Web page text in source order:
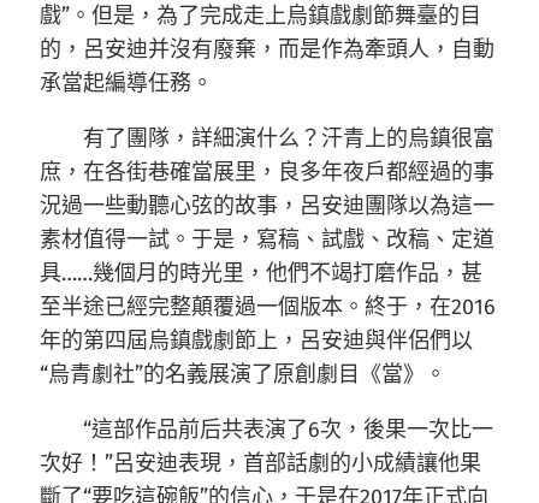
戲”。但是，為了完成走上烏鎮戲劇節舞臺的目
的，呂安迪并沒有廢棄，而是作為牽頭人，自動
承當起編導任務。
有了團隊，詳細演什么？汗青上的烏鎮很富
庶，在各街巷確當展里，良多年夜戶都經過的事
況過一些動聽心弦的故事，呂安迪團隊以為這一
素材值得一試。于是，寫稿、試戲、改稿、定道
具……幾個月的時光里，他們不竭打磨作品，甚
至半途已經完整顛覆過一個版本。終于，在2016
年的第四屆烏鎮戲劇節上，呂安迪與伴侶們以
“烏青劇社”的名義展演了原創劇目《當》。
“這部作品前后共表演了6次，後果一次比一
次好！”呂安迪表現，首部話劇的小成績讓他果
斷了“要吃這碗飯”的信心，于是在2017年正式向